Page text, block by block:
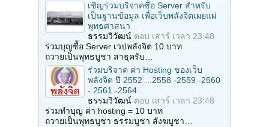
เชิญร่วมบริจาคซื้อ Server สำหรับ
เป็นฐานข้อมูล เพื่อเว็บพลังจิตเผยแผ่
พุทธศาสนา
ธรรมวิวัฒน์ ตอบ เสาร์ เวลา 23:48
ร่วมบุญซื้อ Server เวปพลังจิต 10 บาท
ถวายเป็นพุทธบูชา สาธุครับ…
ร่วมบริจาค ค่า Hosting ของเว็บ
พลังจิต ปี 2552 ...2558 -2559 -2560
- 2561 -2564
ธรรมวิวัฒน์ ตอบ เสาร์ เวลา 23:48
ร่วมทำบุญ ค่า hosting = 10 บาท
ถวายเป็นพุทธบูชา ธรรมบูชา สังฆบูชา…